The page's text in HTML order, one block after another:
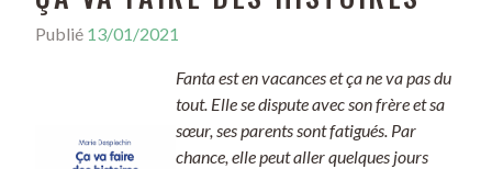
Publié 13/01/2021
Fanta est en vacances et ça ne va pas du
tout. Elle se dispute avec son frère et sa
sœur, ses parents sont fatigués. Par
chance, elle peut aller quelques jours